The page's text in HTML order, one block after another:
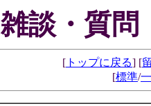
雑談・質問
[ トップに戻る] [
[標準/